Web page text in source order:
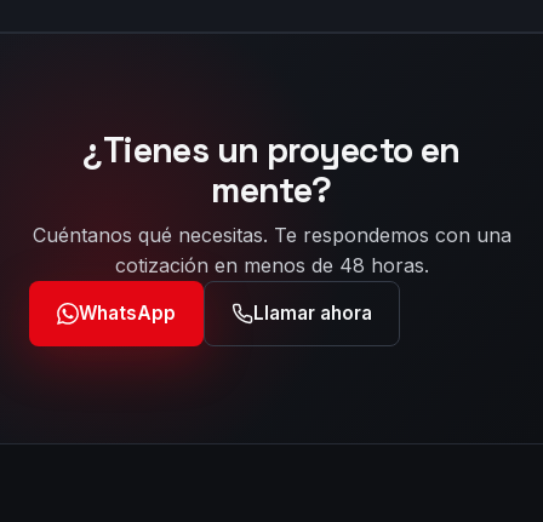
¿Tienes un proyecto en
mente?
Cuéntanos qué necesitas. Te respondemos con una
cotización en menos de 48 horas.
WhatsApp Llamar ahora